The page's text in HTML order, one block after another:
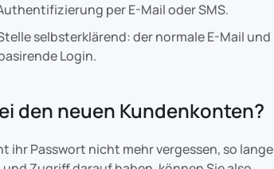
per E-Mail oder SMS.
selbsterklärend: der normale E-Mail und
Login.
den neuen Kundenkonten?
ihr Passwort nicht mehr vergessen, so lange